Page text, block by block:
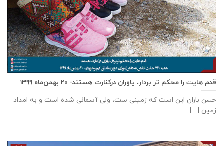
قدم هایت را محکم تر بردار، یاوران درکنارت هستند- ۲۰ بهمن‌ماه ۱۳۹۹
حسن باران این است که زمینی ست، ولی آسمانی شده است و به امداد
زمین [...]